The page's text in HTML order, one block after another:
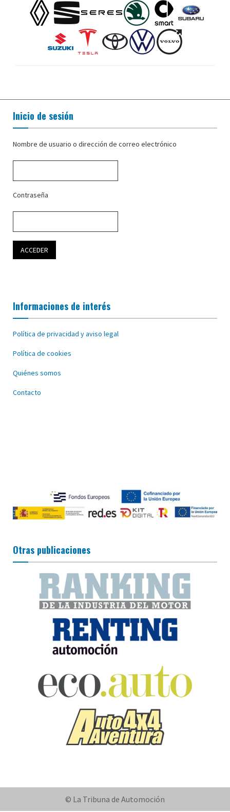
Inicio de sesión
Nombre de usuario o dirección de correo electrónico
Contraseña
Informaciones de interés
Política de privacidad y aviso legal
Política de cookies
Quiénes somos
Contacto
Otras publicaciones
© La Tribuna de Automoción